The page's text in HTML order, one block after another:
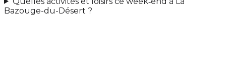
Bazouge-du-Désert ?